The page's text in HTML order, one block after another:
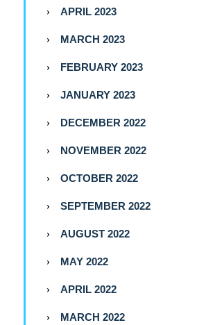
APRIL 2023
MARCH 2023
FEBRUARY 2023
JANUARY 2023
DECEMBER 2022
NOVEMBER 2022
OCTOBER 2022
SEPTEMBER 2022
AUGUST 2022
MAY 2022
APRIL 2022
MARCH 2022